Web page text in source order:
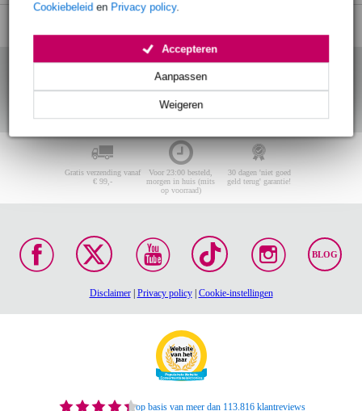
Cookiebeleid en Privacy policy.
Weigeren
Aanpassen
Accepteren
Gratis verzending vanaf
€ 99,-
Voor 23:00 besteld,
morgen in huis (mits
op voorraad)
30 dagen 'niet goed
geld terug' garantie!
BLOG
Disclaimer| Privacy policy| Cookie-instellingen
op basis van meer dan 113.816 klantreviews